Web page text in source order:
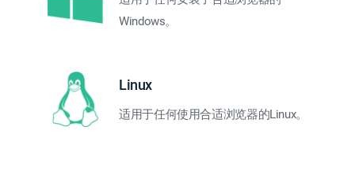
Windows。
Linux
适用于任何使用合适浏览器的Linux。